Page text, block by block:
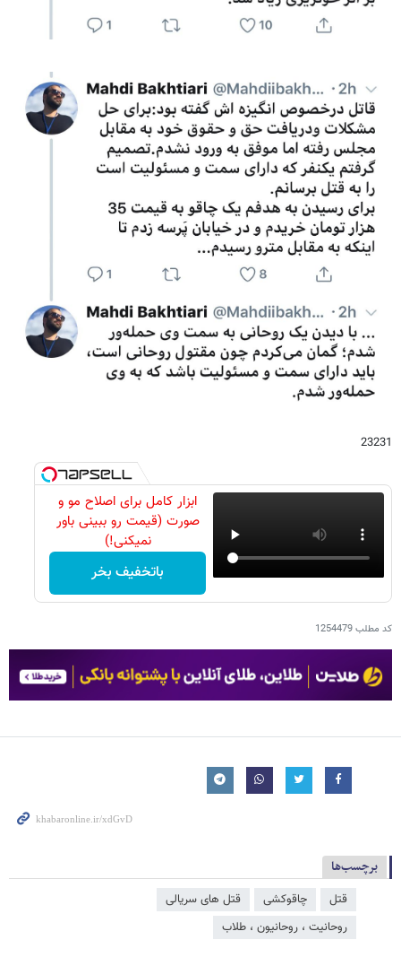
23231
ابزار کامل برای اصلاح مو و
صورت (قیمت رو ببینی باور
نمیکنی!)
باتخفیف بخر
کد مطلب1254479
برچسب‌ها
قتل چاقوکشی
قتل های سریالی
روحانیت ، روحانیون ، طلاب